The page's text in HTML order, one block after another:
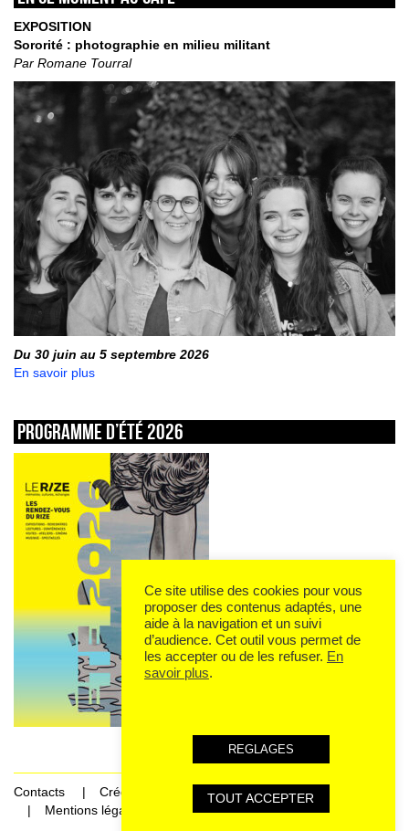
EXPOSITION
Sororité : photographie en milieu militant
Par Romane Tourral
Du 30 juin au 5 septembre 2026
En savoir plus
Programme d’été 2026
Contacts
Crédits
Mentions légales et données personnelles
Ce site utilise des cookies pour vous
proposer des contenus adaptés, une
aide à la navigation et un suivi
d’audience. Cet outil vous permet de
les accepter ou de les refuser. En
savoir plus.
REGLAGES
TOUT ACCEPTER